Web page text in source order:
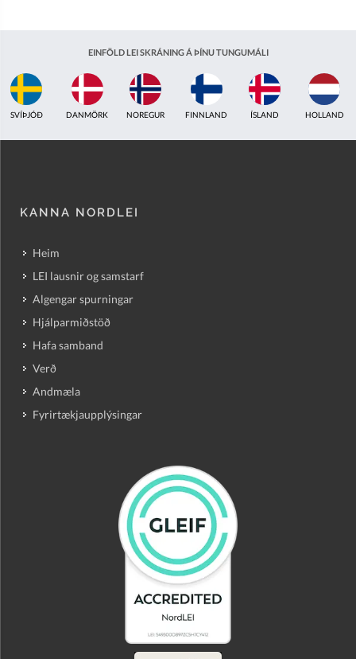
EINFÖLD LEI SKRÁNING Á ÞÍNU TUNGUMÁLI
ÍSLAND HOLLAND BRETLAND INDLAND EISTLAND ÁSTRALÍA
KANNA NORDLEI
Heim
LEI lausnir og samstarf
Algengar spurningar
Hjálparmiðstöð
Hafa samband
Verð
Andmæla
Fyrirtækjaupplýsingar